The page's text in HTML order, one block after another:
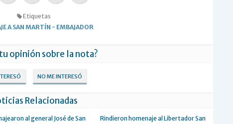
Etiquetas
A SAN MARTÍN - EMBAJADOR
opinión sobre la nota?
NO ME INTERESÓ
Relacionadas
al general José de San
Rindieron homenaje al Libertador San